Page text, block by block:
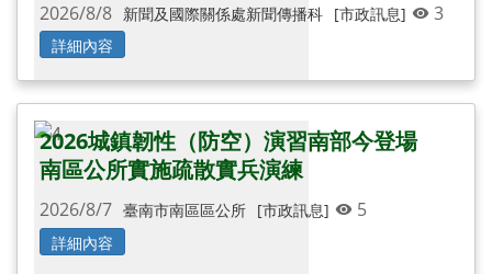
2026/8/8 新聞及國際關係處新聞傳播科 [市政訊息] 3
詳細內容
2026城鎮韌性（防空）演習南部今登場
南區公所實施疏散實兵演練
2026/8/7 臺南市南區區公所 [市政訊息] 5
詳細內容